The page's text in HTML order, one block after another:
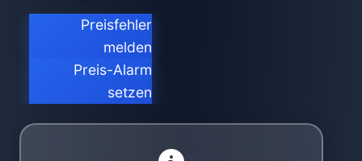
Preisfehler
melden
Preis-Alarm
setzen